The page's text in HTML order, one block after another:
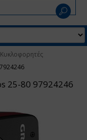
Κυκλοφορητές
25-80 97924246